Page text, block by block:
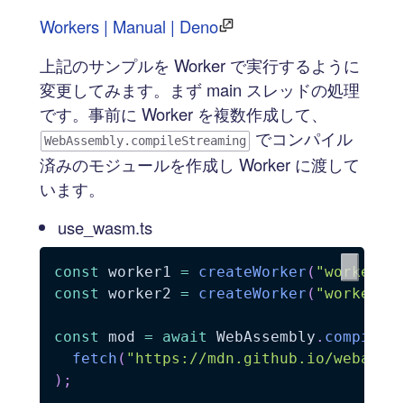
Workers | Manual | Deno
上記のサンプルを Worker で実行するように
変更してみます。まず main スレッドの処理
です。事前に Worker を複数作成して、
WebAssembly.compileStreaming
でコンパイル
済みのモジュールを作成し Worker に渡して
います。
use_wasm.ts
const worker1 = createWorker ( "worker1"
const
worker2 = createWorker ( "worker2"
const mod = await WebAssembly .
fetch ( "https://mdn.github.io/
) ;